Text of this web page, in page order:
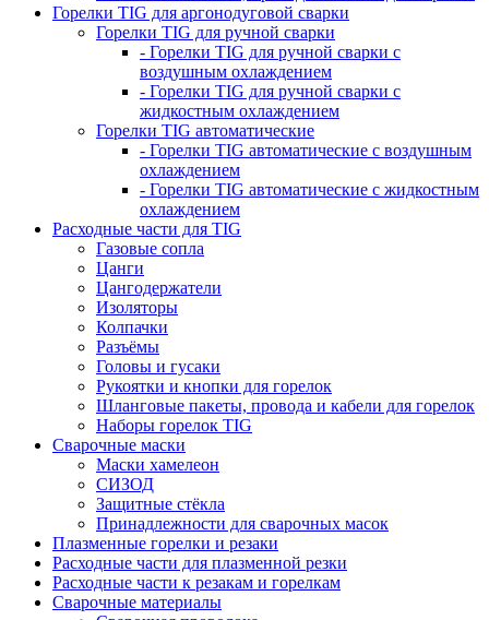
Горелки TIG для аргонодуговой сварки
Горелки TIG для ручной сварки
- Горелки TIG для ручной сварки с
воздушным охлаждением
- Горелки TIG для ручной сварки с
жидкостным охлаждением
Горелки TIG автоматические
- Горелки TIG автоматические с воздушным
охлаждением
- Горелки TIG автоматические с жидкостным
охлаждением
Расходные части для TIG
Газовые сопла
Цанги
Цангодержатели
Изоляторы
Колпачки
Разъёмы
Головы и гусаки
Рукоятки и кнопки для горелок
Шланговые пакеты, провода и кабели для горелок
Наборы горелок TIG
Сварочные маски
Маски хамелеон
СИЗОД
Защитные стёкла
Принадлежности для сварочных масок
Плазменные горелки и резаки
Расходные части для плазменной резки
Расходные части к резакам и горелкам
Сварочные материалы